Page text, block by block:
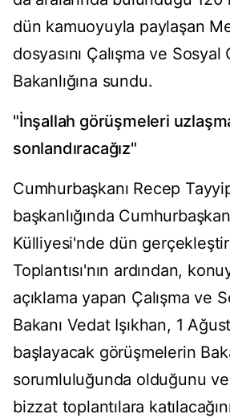
dün kamuoyuyla paylaşan
dosyasını Çalışma ve
Bakanlığına sundu.
"İnşallah görüşmeleri
sonlandıracağız"
Cumhurbaşkanı Recep
başkanlığında
Külliyesi'nde dün
Toplantısı'nın ardından,
açıklama yapan Çalışma ve
Bakanı Vedat Işıkhan, 1
başlayacak görüşmelerin
sorumluluğunda olduğunu
bizzat toplantılara